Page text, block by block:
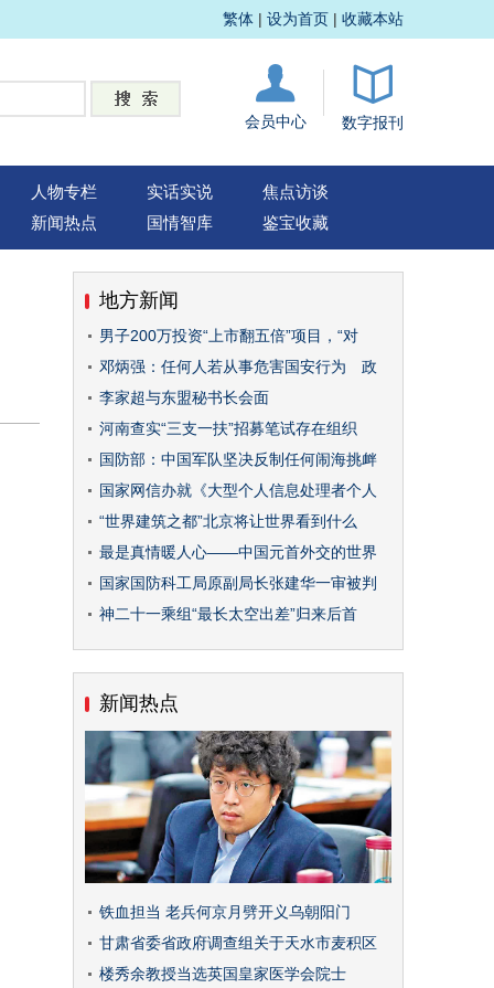
繁体 | 设为首页 | 收藏本站
会员中心 数字报刊
人物专栏 实话实说
焦点访谈
新闻热点
国情智库 鉴宝收藏
地方新闻
男子200万投资“上市翻五倍”项目，“对
邓炳强：任何人若从事危害国安行为 政
李家超与东盟秘书长会面
河南查实“三支一扶”招募笔试存在组织
国防部：中国军队坚决反制任何闹海挑衅
国家网信办就《大型个人信息处理者个人
“世界建筑之都”北京将让世界看到什么
最是真情暖人心——中国元首外交的世界
国家国防科工局原副局长张建华一审被判
神二十一乘组“最长太空出差”归来后首
新闻热点
铁血担当 老兵何京月劈开义乌朝阳门
甘肃省委省政府调查组关于天水市麦积区
楼秀余教授当选英国皇家医学会院士